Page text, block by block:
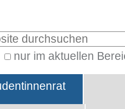
nur im aktuellen